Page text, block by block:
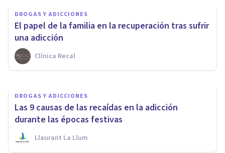
DROGAS Y ADICCIONES
El papel de la familia en la recuperación tras sufrir
una adicción
Clínica Recal
La implicación de la familia en
el tratamiento del alcoholismo
Fromm Bienestar
DROGAS Y ADICCIONES
Las 9 causas de las recaídas en la adicción
durante las épocas festivas
Llaurant La Llum